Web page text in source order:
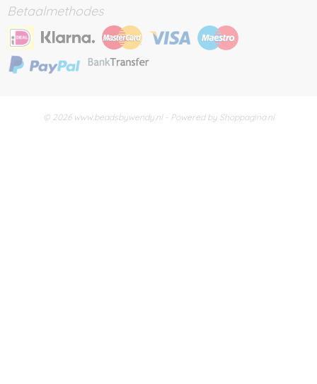
Betaalmethodes
© 2026 www.beadsbywendy.nl - Powered by Shoppagina.nl